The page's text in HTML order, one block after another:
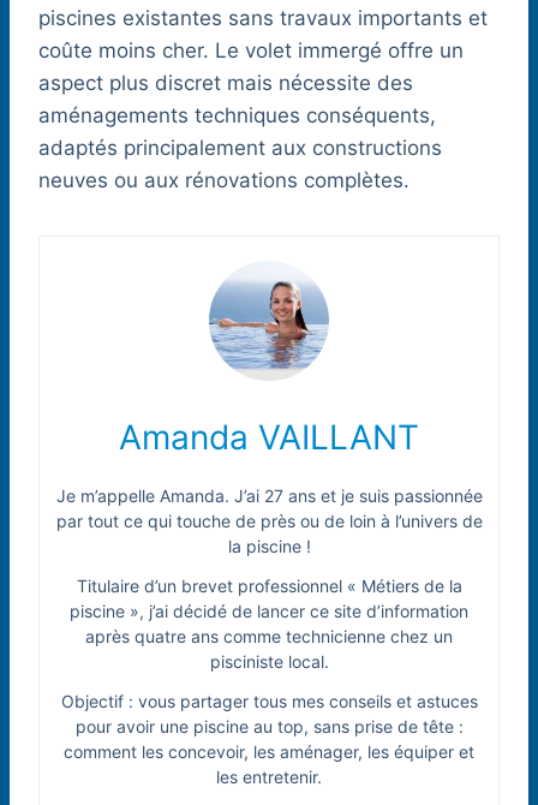
piscines existantes sans travaux importants et
coûte moins cher. Le volet immergé offre un
aspect plus discret mais nécessite des
aménagements techniques conséquents,
adaptés principalement aux constructions
neuves ou aux rénovations complètes.
Amanda VAILLANT
Je m’appelle Amanda. J’ai 27 ans et je suis passionnée
par tout ce qui touche de près ou de loin à l’univers de
la piscine !
Titulaire d’un brevet professionnel « Métiers de la
piscine », j’ai décidé de lancer ce site d’information
après quatre ans comme technicienne chez un
pisciniste local.
Objectif : vous partager tous mes conseils et astuces
pour avoir une piscine au top, sans prise de tête :
comment les concevoir, les aménager, les équiper et
les entretenir.